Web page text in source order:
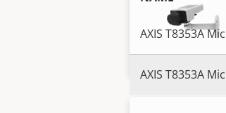
AXIS T8353A
AXIS T8353A